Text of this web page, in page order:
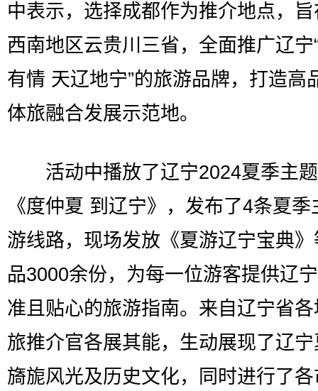
中表示，选择成都作为推介地点，
西南地区云贵川三省，全面推广辽宁
有情 天辽地宁”的旅游品牌，打造高
体旅融合发展示范地。
活动中播放了辽宁2024夏季主
《度仲夏 到辽宁》，发布了4条夏季
游线路，现场发放《夏游辽宁宝典
品3000余份，为每一位游客提供辽
准且贴心的旅游指南。来自辽宁省
旅推介官各展其能，生动展现了辽
旖旎风光及历史文化，同时进行了